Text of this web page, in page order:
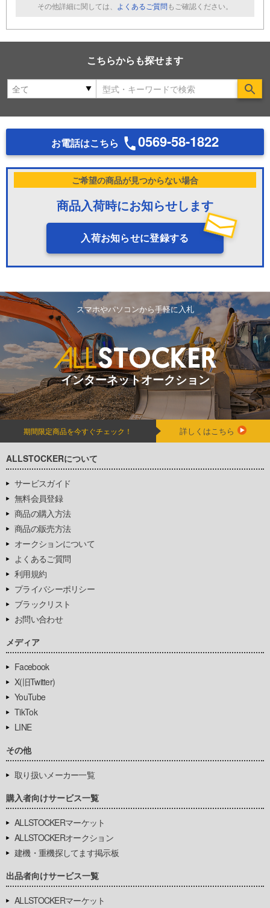
その他詳細に関しては、 よくあるご質問もご確認ください。
こちらからも探せます
お電話はこちら 0569-58-1822
ご希望の商品が見つからない場合
商品入荷時にお知らせします
入荷お知らせに登録する
スマホやパソコンから手軽に入札
インターネットオークション
期間限定商品を今すぐチェック！ 詳しくはこちら
ALLSTOCKERについて
サービスガイド
無料会員登録
商品の購入方法
商品の販売方法
オークションについて
よくあるご質問
利用規約
プライバシーポリシー
ブラックリスト
お問い合わせ
メディア
Facebook
X(旧Twitter)
YouTube
TikTok
LINE
その他
取り扱いメーカー一覧
購入者向けサービス一覧
ALLSTOCKERマーケット
ALLSTOCKERオークション
建機・重機探してます掲示板
出品者向けサービス一覧
ALLSTOCKERマーケット